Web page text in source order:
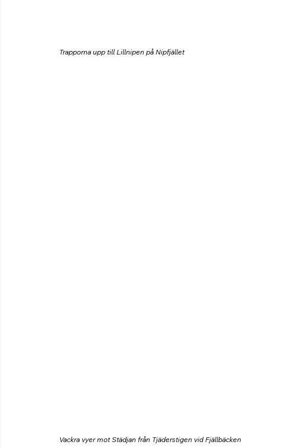
Trapporna upp till Lillnipen på Nipfjället
Vackra vyer mot Städjan från Tjäderstigen vid Fjällbäcken